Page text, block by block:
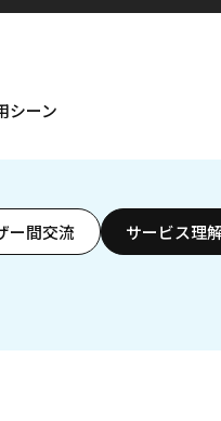
シーン
ー間交流 サービス理